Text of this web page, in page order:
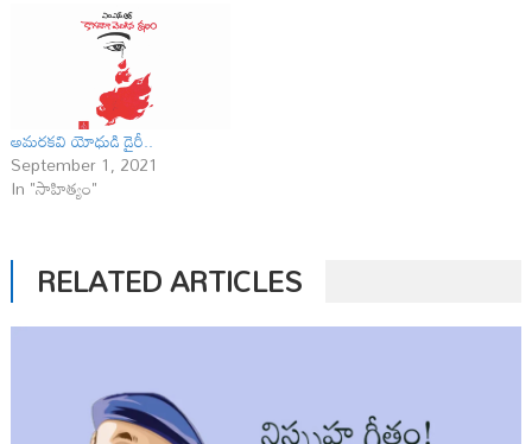
అమ‌రక‌వి యోధుడి డైరీ..
September 1, 2021
In "సాహిత్యం"
RELATED ARTICLES